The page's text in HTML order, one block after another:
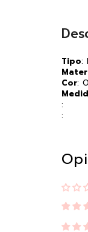
Tipo:
Cor:
:
: